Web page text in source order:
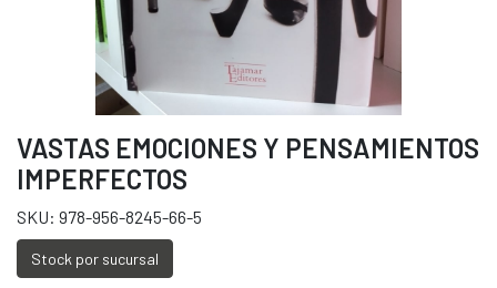
VASTAS EMOCIONES Y PENSAMIENTOS
IMPERFECTOS
SKU: 978-956-8245-66-5
Stock por sucursal